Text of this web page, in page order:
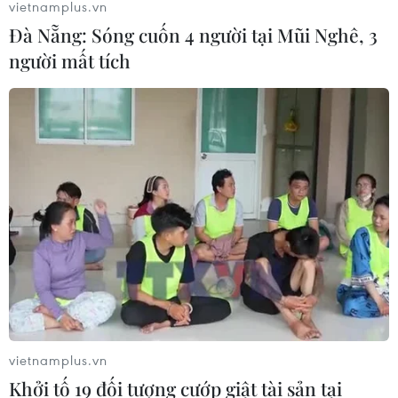
Ngành đường sắt “hụt hơi” so với các loại
hình vận tải khác
Sản lượng, doanh thu của ngành đường sắt sụt giảm và
ngành này đang “hụt hơi” so với sự phát triển nhanh
chóng của các loại hình vận tải khác.
vietnamplus.vn
Đà Nẵng: Sóng cuốn 4 người tại Mũi Nghê, 3
người mất tích
vietnamplus.vn
Khởi tố 19 đối tượng cướp giật tài sản tại